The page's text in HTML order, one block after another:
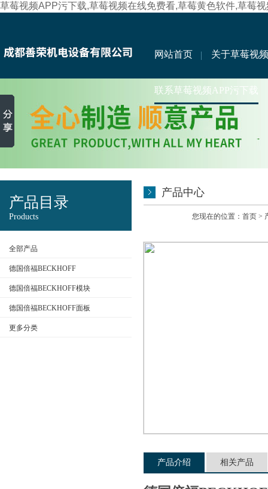
草莓视频APP污下载,草莓视频在线免费看,草莓黄色软件,草莓
网站首页 关于草莓视
联系草莓视频APP污下载
产品目录
Products
全部产品
德国倍福BECKHOFF
德国倍福BECKHOFF模块
德国倍福BECKHOFF面板
更多分类
产品中心
您现在的位置： 首页 >
产品介绍 相关产品